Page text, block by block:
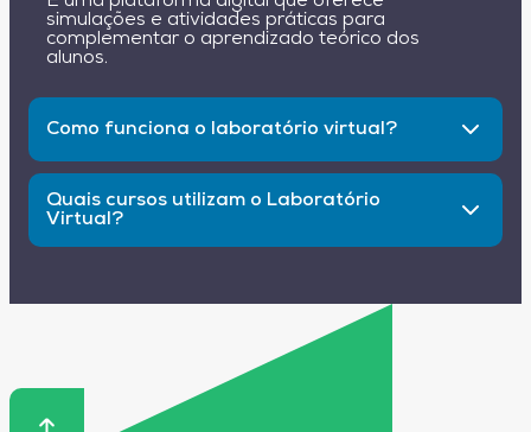
simulações e atividades práticas para
complementar o aprendizado teórico dos
alunos.
Como funciona o laboratório virtual?
Os alunos acessam a plataforma online e
realizam simulações interativas que conectam
teoria e prática.
Quais cursos utilizam o Laboratório
Virtual?